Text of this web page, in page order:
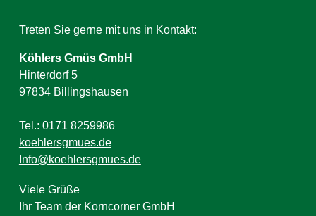
Treten Sie gerne mit uns in Kontakt:
Köhlers Gmüs GmbH
Hinterdorf 5
97834 Billingshausen
Tel.: 0171 8259986
koehlersgmues.de
Info@koehlersgmues.de
Viele Grüße
Ihr Team der Korncorner GmbH